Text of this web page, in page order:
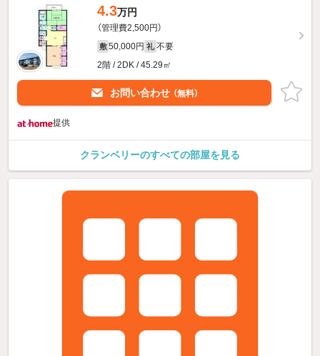
4.3万円
（管理費2,500円）
敷 50,000円 礼 不要
2階 / 2DK / 45.29㎡
お問い合わせ （無料）
提供
クランベリーのすべての部屋を見る